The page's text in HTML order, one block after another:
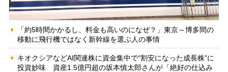
「約5時間かかるし、料金も高いのになぜ？」東京～博多間の
移動に飛行機ではなく新幹線を選ぶ人の事情
キオクシアなどAI関連株に資金集中で“割安になった成長株”に
投資妙味 資産1.5億円超の坂本慎太郎さんが「絶好の仕込み